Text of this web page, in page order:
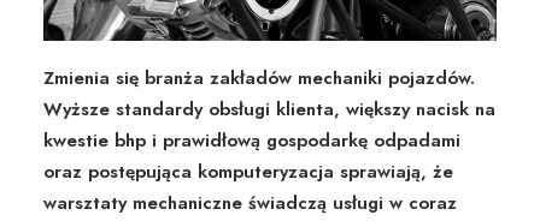
Zmienia się branża zakładów mechaniki pojazdów.
Wyższe standardy obsługi klienta, większy nacisk na
kwestie bhp i prawidłową gospodarkę odpadami
oraz postępująca komputeryzacja sprawiają, że
warsztaty mechaniczne świadczą usługi w coraz